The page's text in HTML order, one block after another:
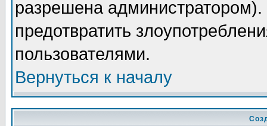
разрешена
предотвратить
пользователями.
Вернуться к началу